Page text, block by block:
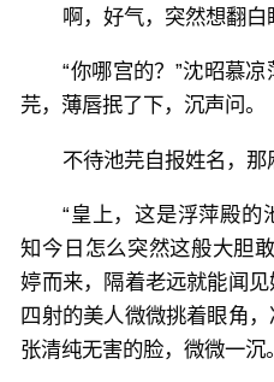
啊，好气，突然想翻白
“你哪宫的？”沈昭慕
芫，薄唇抿了下，沉声问。
不待池芫自报姓名，
“皇上，这是浮萍殿的
知今日怎么突然这般大胆
婷而来，隔着老远就能闻
四射的美人微微挑着眼角
张清纯无害的脸，微微一沉。